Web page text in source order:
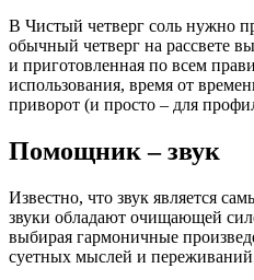
В Чистый четверг соль нужно
обычный четверг на рассвете
и приготовленная по всем
использования, время от
приворот (и просто – для
Помощник – звук
Известно, что звук является
звуки обладают очищающей
выбирая гармоничные
суетных мыслей и